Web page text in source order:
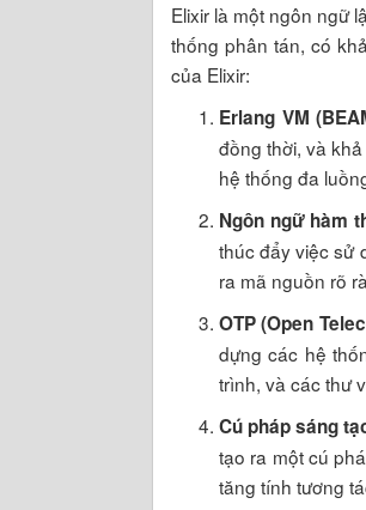
Elixir là một ngôn ngữ
thống phân tán, có
của Elixir:
Erlang VM
đồng thời, và
hệ thống đa
Ngôn ngữ hàm
thúc đẩy việc sử
ra mã nguồn rõ
OTP (Open
dựng các hệ
trình, và các thư
Cú pháp sáng
tạo ra một cú
tăng tính tương